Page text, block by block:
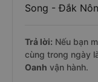
Song - Đắk
Trả lời: Nếu bạn
cùng trong ngày
Oanh vận hành.